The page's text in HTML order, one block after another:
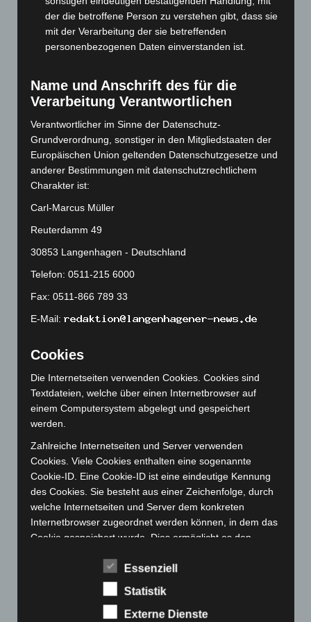
Februar 2024(103)
(111)
November 2023(130)
Oktober 2023(114)
September 2023(133)
August 2023(134)
Juli 2023
(118)
Juni 2023(142)
Mai 2023(139)
April 2023(155)
März 2023(174)
Februar 2023(154)
Januar 2023 (140)
Oktober 2022
September 2022(205)
August 2022(166)
Juli 2022(133)
Mai 2022(177)
April 2022(198)
März 2022(221)
Februar 2022(189)
Januar 2022(190)
(204)
(215)
(171)
der die betroffene Person zu verstehen gibt, dass sie
mit der Verarbeitung der sie betreffenden
personenbezogenen Daten einverstanden ist.
Name und Anschrift des für die
Verarbeitung Verantwortlichen
Verantwortlicher im Sinne der Datenschutz-
Grundverordnung, sonstiger in den Mitgliedstaaten der
Europäischen Union geltenden Datenschutzgesetze und
anderer Bestimmungen mit datenschutzrechtlichem
Charakter ist:
Carl-Marcus Müller
Reuterdamm 49
30853 Langenhagen - Deutschland
Telefon: 0511-215 6000
Fax: 0511-866 789 33
E-Mail:
Cookies
Die Internetseiten verwenden Cookies. Cookies sind
Textdateien, welche über einen Internetbrowser auf
einem Computersystem abgelegt und gespeichert
werden.
Zahlreiche Internetseiten und Server verwenden
Cookies. Viele Cookies enthalten eine sogenannte
Cookie-ID. Eine Cookie-ID ist eine eindeutige Kennung
des Cookies. Sie besteht aus einer Zeichenfolge, durch
welche Internetseiten und Server dem konkreten
Internetbrowser zugeordnet werden können, in dem das
Cookie gespeichert wurde. Dies ermöglicht es den
Browser der betroffenen Person von anderen
Internetbrowsern, die andere Cookies enthalten, zu
unterscheiden. Ein bestimmter Internetbrowser kann
über die eindeutige Cookie-ID wiedererkannt und
Essenziell
Statistik
Externe Dienste